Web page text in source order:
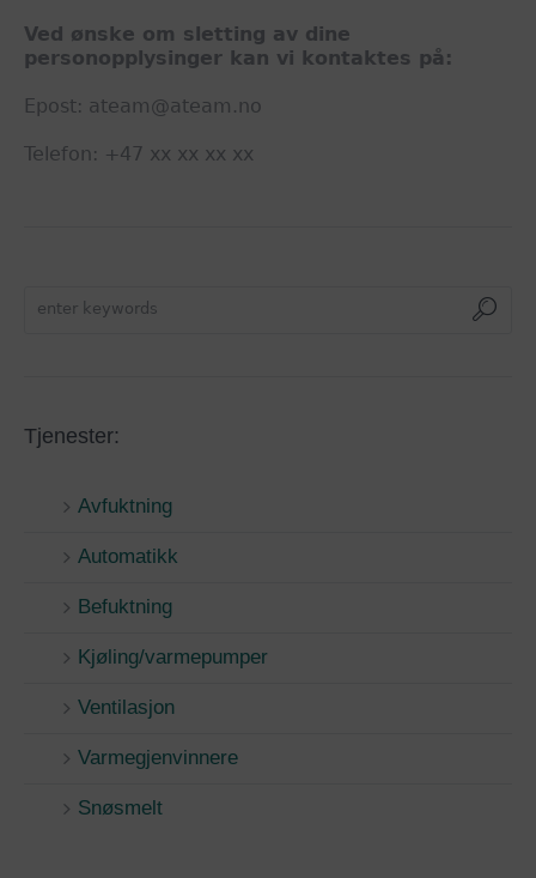
Ved ønske om sletting av dine
personopplysinger kan vi kontaktes på:
Epost: ateam@ateam.no
Telefon: +47 xx xx xx xx
Tjenester:
Avfuktning
Automatikk
Befuktning
Kjøling/varmepumper
Ventilasjon
Varmegjenvinnere
Snøsmelt